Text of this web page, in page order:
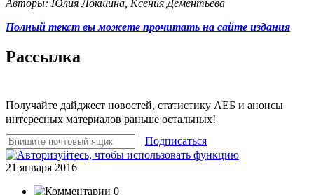
Авторы: Юлия Локшина, Ксения Дементьева
Полный текст вы можете прочитать на сайте издания
Рассылка
Получайте дайджест новостей, статистику АЕБ и анонсы
интересных материалов раньше остальных!
Подписаться
21 января 2016
0